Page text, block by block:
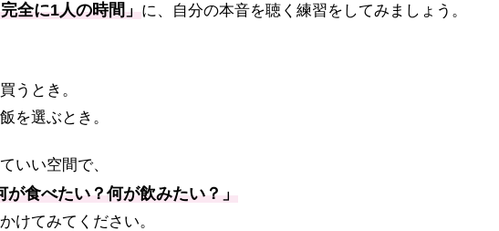
完全に1人の時間」 に、自分の本音を聴く練習をしてみましょう。
うとき。
を選ぶとき。
いい空間で、
が食べたい？何が飲みたい？」
けてみてください。